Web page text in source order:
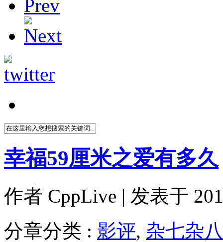
幸福59厘米之爱有多久
作者 CppLive | 发表于
分章分类 : 影评, 杂七杂八